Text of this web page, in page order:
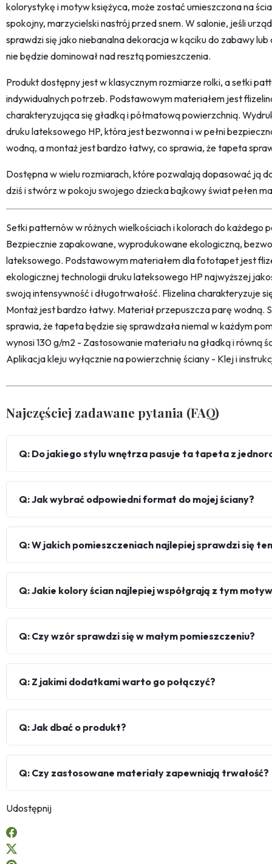
kolorystykę i motyw księżyca, może zostać umieszczona na
spokojny, marzycielski nastrój przed snem. W salonie, jeśli
sprawdzi się jako niebanalna dekoracja w kąciku do zabawy
nie będzie dominował nad resztą pomieszczenia.
Produkt dostępny jest w klasycznym rozmiarze rolki, a setki
indywidualnych potrzeb. Podstawowym materiałem jest
charakteryzująca się gładką i półmatową powierzchnią.
druku lateksowego HP, która jest bezwonna i w pełni
wodną, a montaż jest bardzo łatwy, co sprawia, że tapeta
Dostępna w wielu rozmiarach, które pozwalają dopasować ją
dziś i stwórz w pokoju swojego dziecka bajkowy świat pełen
Setki patternów w różnych wielkościach i kolorach do każdego
Bezpiecznie zapakowane, wyprodukowane ekologiczną,
lateksowego. Podstawowym materiałem dla fototapet jest
ekologicznej technologii druku lateksowego HP najwyższej
swoją intensywność i długotrwałość. Flizelina charakteryzuje
Montaż jest bardzo łatwy. Materiał przepuszcza parę wodną.
sprawia, że tapeta będzie się sprawdzała niemal w każdym
wynosi 130 g/m2 - Zastosowanie materiału na gładką i równą
Aplikacja kleju wyłącznie na powierzchnię ściany - Klej i
Najczęściej zadawane pytania (FAQ)
Q: Do jakiego stylu wnętrza pasuje ta tapeta z
Q: Jak wybrać odpowiedni format do mojej ściany?
Q: W jakich pomieszczeniach najlepiej sprawdzi się
Q: Jakie kolory ścian najlepiej współgrają z tym
Q: Czy wzór sprawdzi się w małym pomieszczeniu?
Q: Z jakimi dodatkami warto go połączyć?
Q: Jak dbać o produkt?
Q: Czy zastosowane materiały zapewniają trwałość?
Udostępnij